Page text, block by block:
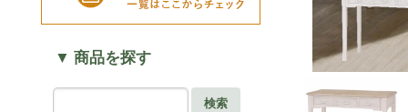
▼ 商品を探す
検索